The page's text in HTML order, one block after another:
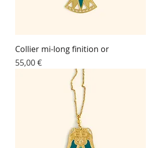
Collier mi-long finition or
Prix
55,00 €